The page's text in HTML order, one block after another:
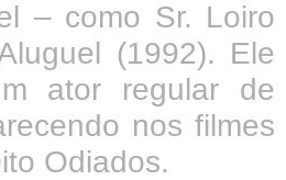
– como Sr. Loiro
(1992). Ele
ator regular de
nos filmes
Odiados.